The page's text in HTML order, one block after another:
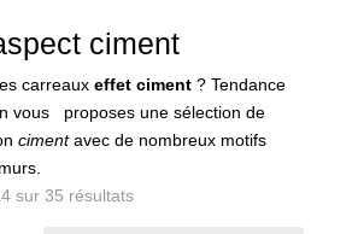
ciment
carreaux effet ciment ? Tendance
vous proposes une sélection de
cimentavec de nombreux motifs
sur 35 résultatsTrié